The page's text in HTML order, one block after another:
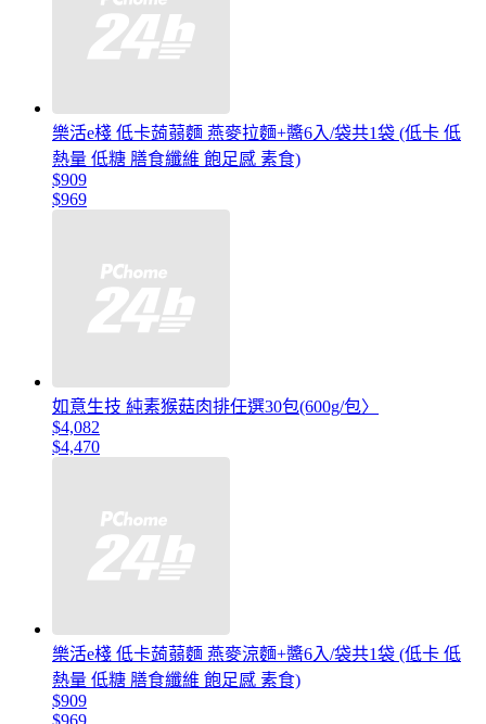
樂活e棧 低卡蒟蒻麵 燕麥拉麵+醬6入/袋共1袋 (低卡 低
熱量 低糖 膳食纖維 飽足感 素食)
$909
$969
如意生技 純素猴菇肉排任選30包(600g/包〉
$4,082
$4,470
樂活e棧 低卡蒟蒻麵 燕麥涼麵+醬6入/袋共1袋 (低卡 低
熱量 低糖 膳食纖維 飽足感 素食)
$909